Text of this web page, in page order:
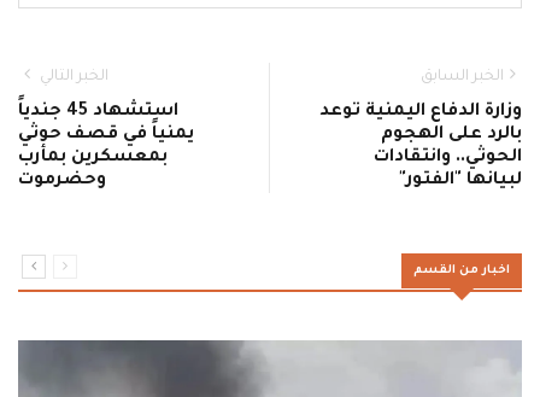
الخبر السابق
وزارة الدفاع اليمنية توعد
بالرد على الهجوم
الحوثي.. وانتقادات
لبيانها "الفتور"
الخبر التالي
استشهاد 45 جندياً
يمنياً في قصف حوثي
بمعسكرين بمأرب
وحضرموت
اخبار من القسم